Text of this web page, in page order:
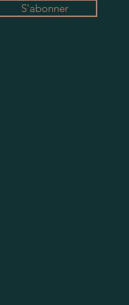
S'abonner